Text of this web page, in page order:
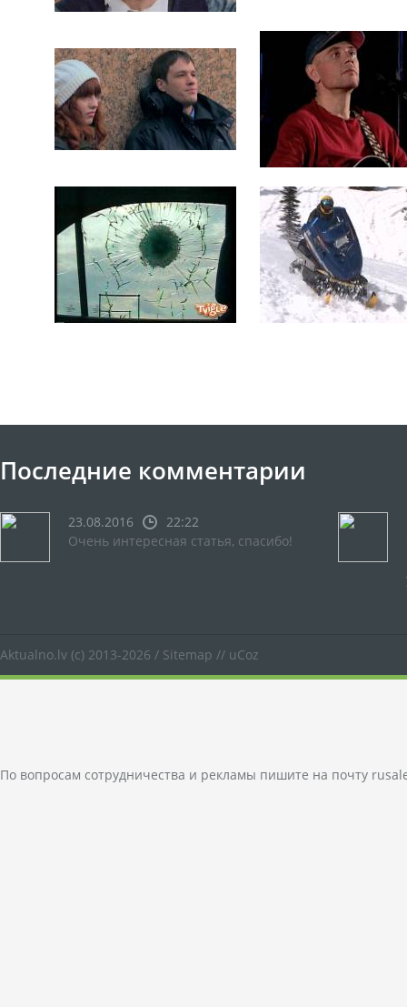
Последние комментарии
23.08.2016
22:22
Очень интересная статья, спасибо!
Aktualno.lv (c) 2013-2026 / Sitemap // uCoz
По вопросам сотрудничества и рекламы пишите на почту